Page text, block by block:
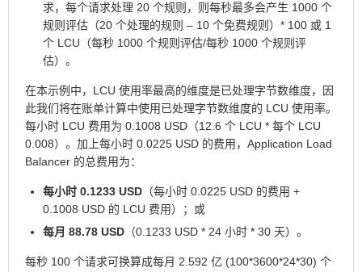
求，每个请求处理 20 个规则，则每秒最多会产生 1000 个
规则评估（20 个处理的规则 – 10 个免费规则）* 100 或 1
个 LCU（每秒 1000 个规则评估/每秒 1000 个规则评
估）。
在本示例中，LCU 使用率最高的维度是已处理字节数维度，因
此我们将在账单计算中使用已处理字节数维度的 LCU 使用率。
每小时 LCU 费用为 0.1008 USD（12.6 个 LCU * 每个 LCU
0.008）。加上每小时 0.0225 USD 的费用，Application Load
Balancer 的总费用为：
每小时 0.1233 USD （每小时 0.0225 USD 的费用 +
0.1008 USD 的 LCU 费用）；或
每月 88.78 USD （0.1233 USD * 24 小时 * 30 天）。
每秒 100 个请求可换算成每月 2.592 亿 (100*3600*24*30) 个